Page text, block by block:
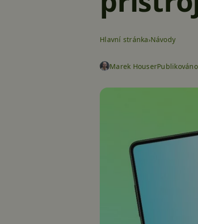
Hlavní stránka Návody
Marek Houser